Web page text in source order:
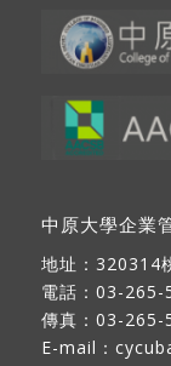
中原大學企業
地址： 320314
電話：03-265-
傳真：03-265-
E-mail：